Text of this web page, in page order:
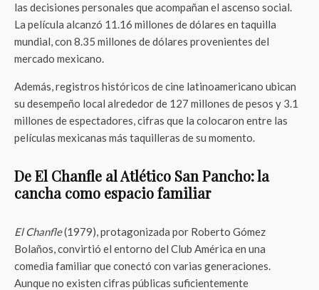
las decisiones personales que acompañan el ascenso social.
La película alcanzó 11.16 millones de dólares en taquilla
mundial, con 8.35 millones de dólares provenientes del
mercado mexicano.
Además, registros históricos de cine latinoamericano ubican
su desempeño local alrededor de 127 millones de pesos y 3.1
millones de espectadores, cifras que la colocaron entre las
películas mexicanas más taquilleras de su momento.
De El Chanfle al Atlético San Pancho: la
cancha como espacio familiar
El Chanfle(1979), protagonizada por Roberto Gómez
Bolaños, convirtió el entorno del Club América en una
comedia familiar que conectó con varias generaciones.
Aunque no existen cifras públicas suficientemente